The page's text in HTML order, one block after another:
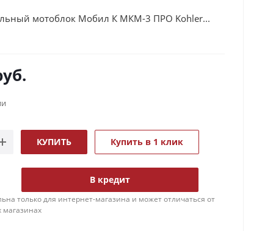
мотоблок Мобил К МКМ-3 ПРО Kohler...
КУПИТЬ Купить в 1 клик
В кредит
только для интернет-магазина и может отличаться от
магазинах